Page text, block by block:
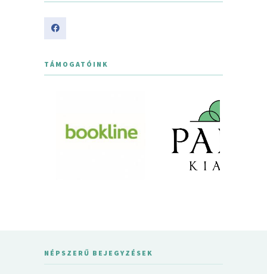
TÁMOGATÓINK
NÉPSZERŰ BEJEGYZÉSEK